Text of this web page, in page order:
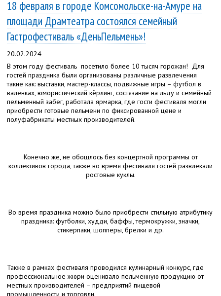
18 февраля в городе Комсомольске-на-Амуре на
площади Драмтеатра состоялся семейный
Гастрофестиваль «ДеньПельмень»!
20.02.2024
В этом году фестиваль посетило более 10 тысяч горожан! Для
гостей праздника были организованы различные развлечения
такие как: выставки, мастер-классы, подвижные игры – футбол в
валенках, юмористический кёрлинг, состязание на льду и семейный
пельменный забег, работала ярмарка, где гости фестиваля могли
приобрести готовые пельмени по фиксированной цене и
полуфабрикаты местных производителей.
Конечно же, не обошлось без концертной программы от
коллективов города, также во время фестиваля гостей развлекали
ростовые куклы.
Во время праздника можно было приобрести стильную атрибутику
праздника: футболки, худди, баффы, термокружки, значки,
стикерпаки, шопперы, брелки и др.
Также в рамках фестиваля проводился кулинарный конкурс, где
профессиональное жюри оценивало пельменную продукцию от
местных производителей – предприятий пищевой
промышленности и торговли.